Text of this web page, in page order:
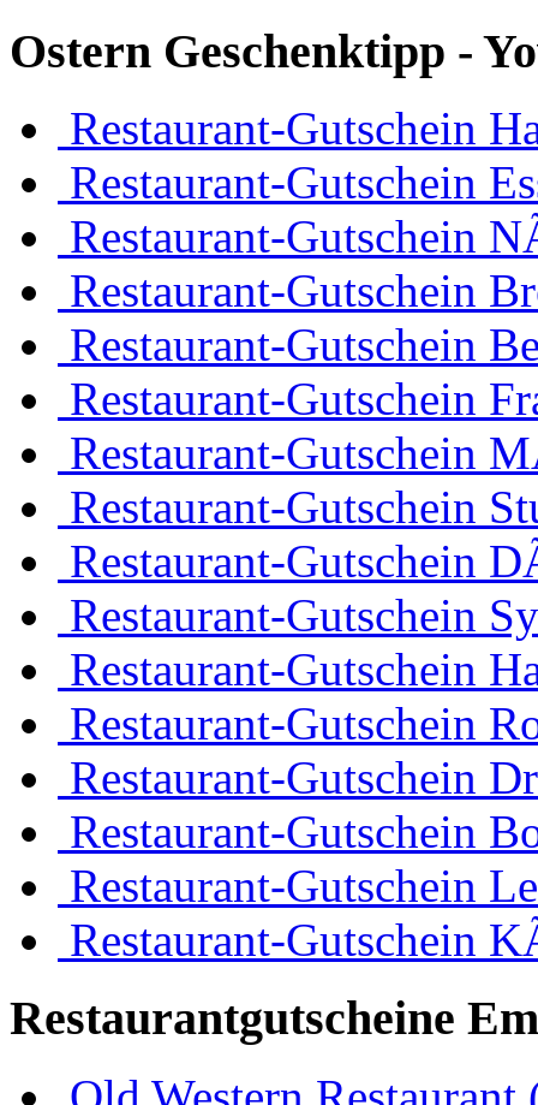
Ostern Geschenktipp -
Restaurant-Gutschein
Restaurant-Gutschein
Restaurant-Gutschein
Restaurant-Gutschein
Restaurant-Gutschein
Restaurant-Gutschein
Restaurant-Gutschein
Restaurant-Gutschein
Restaurant-Gutschein
Restaurant-Gutschein
Restaurant-Gutschein
Restaurant-Gutschein
Restaurant-Gutschein
Restaurant-Gutschein
Restaurant-Gutschein
Restaurant-Gutschein
Restaurantgutscheine